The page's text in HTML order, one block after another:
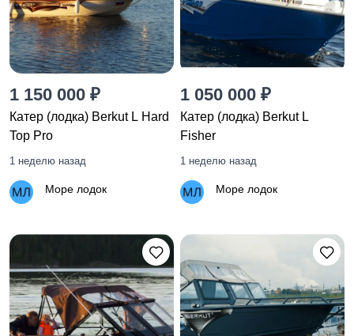
1 150 000 ₽
Катер (лодка) Berkut L Hard
Top Pro
1 неделю назад
Море лодок
1 050 000 ₽
Катер (лодка) Berkut L
Fisher
1 неделю назад
Море лодок